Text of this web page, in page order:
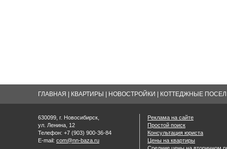
ГЛАВНАЯ КВАРТИРЫ НОВОСТРОЙКИ КОТТЕДЖНЫЕ
630099, г. Новосибирск,
ул. Ленина, 12
Телефон: +7 (903) 900-36-84
E-mail: com@nn-baza.ru
Реклама на сайте
Простой поиск
Консультация юриста
Цены на квартиры